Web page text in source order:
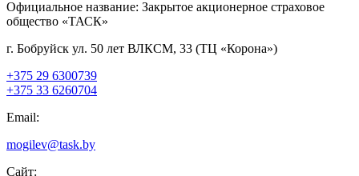
Официальное название: Закрытое акционерное страховое
общество «ТАСК»
г. Бобруйск ул. 50 лет ВЛКСМ, 33 (ТЦ «Корона»)
+375 29 6300739
+375 33 6260704
Email:
mogilev@task.by
Сайт: